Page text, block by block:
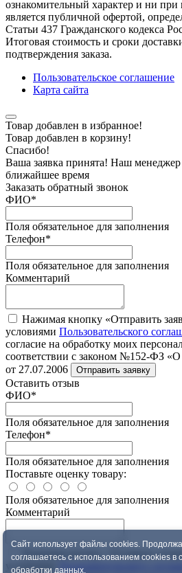
ознакомительный характер и ни при
является публичной офертой,
Статьи 437 Гражданского кодекса
Итоговая стоимость и сроки
подтверждения заказа.
Пользовательское соглашение
Карта сайта
Товар добавлен в избранное!
Товар добавлен в корзину!
Спасибо!
Ваша заявка принята! Наш
ближайшее время
Заказать обратный звонок
ФИО*
Поля обязательное для заполнения
Телефон*
Поля обязательное для заполнения
Комментарий
Нажимая кнопку «Отправить
условиями Пользовательского
согласие на обработку моих
соответствии с законом №152-ФЗ
от 27.07.2006
Отправить заявку
Оставить отзыв
ФИО*
Поля обязательное для заполнения
Телефон*
Поля обязательное для заполнения
Поставьте оценку товару:
Поля обязательное для заполнения
Комментарий
Нажимая кнопку «Оставить
условиямиПользовательского
Сайт использует файлы cookies.
соглашаетесь с использованием cookies в
обработки данных.